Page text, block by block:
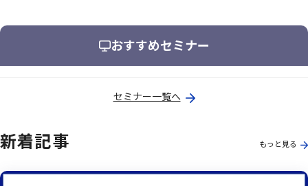
おすすめセミナー
セミナー一覧へ
新着記事 もっと見る